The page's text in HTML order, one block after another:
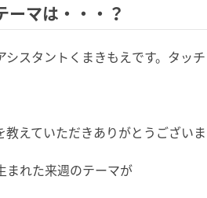
マは・・・？
スタントくまきもえです。タッ
教えていただきありがとうござい
まれた来週のテーマが